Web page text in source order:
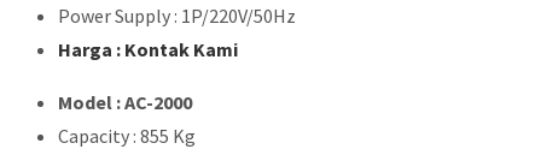
Power Supply : 1P/220V/50Hz
Harga : Kontak Kami
Model : AC-2000
Capacity : 855 Kg